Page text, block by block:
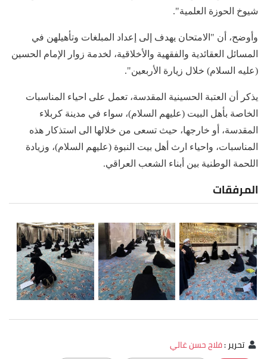
شيوخ الحوزة العلمية".
وأوضح، أن "الامتحان يهدف إلى إعداد المبلغات وتأهيلهن في
المسائل العقائدية والفقهية والأخلاقية، لخدمة زوار الإمام الحسين
(عليه السلام) خلال زيارة الأربعين".
يذكر أن العتبة الحسينية المقدسة، تعمل على احياء المناسبات
الخاصة بأهل البيت (عليهم السلام)، سواء في مدينة كربلاء
المقدسة، أو خارجها، حيث تسعى من خلالها الى استذكار هذه
المناسبات، واحياء ارث أهل بيت النبوة (عليهم السلام)، وزيادة
اللحمة الوطنية بين أبناء الشعب العراقي.
المرفقات
تحرير:فلاح حسن غالي